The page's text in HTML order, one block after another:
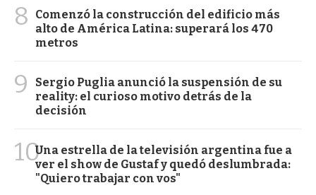
8
Comenzó la construcción del edificio más
alto de América Latina: superará los 470
metros
9
Sergio Puglia anunció la suspensión de su
reality: el curioso motivo detrás de la
decisión
10Una estrella de la televisión argentina fue a
ver el show de Gustaf y quedó deslumbrada:
"Quiero trabajar con vos"